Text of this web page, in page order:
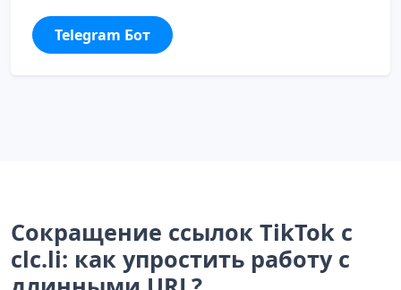
Telegram Бот
Сокращение ссылок TikTok с
clc.li: как упростить работу с